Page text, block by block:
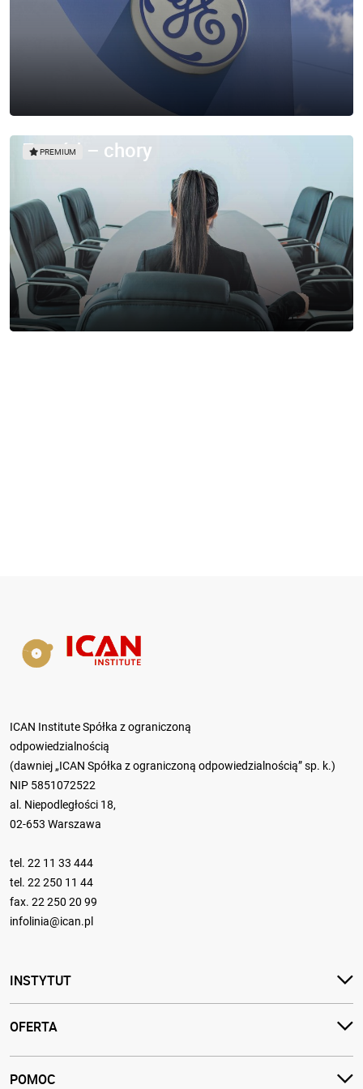
Zawód – chory
PREMIUM
ICAN Institute Spółka z ograniczoną
odpowiedzialnością
(dawniej „ICAN Spółka z ograniczoną odpowiedzialnością” sp. k.)
NIP 5851072522
al. Niepodległości 18,
02-653 Warszawa
tel. 22 11 33 444
tel. 22 250 11 44
fax. 22 250 20 99
infolinia@ican.pl
INSTYTUT
OFERTA
POMOC